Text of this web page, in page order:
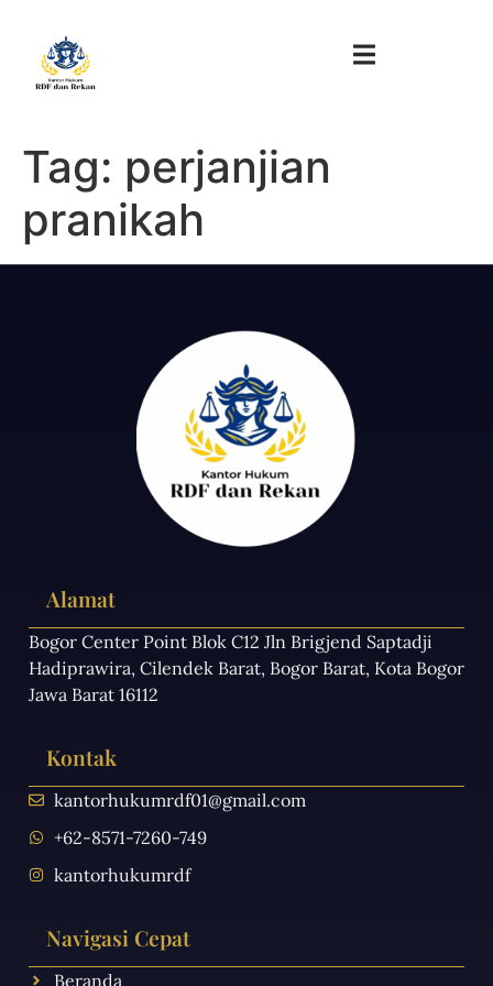
Tag: perjanjian
pranikah
Alamat
Bogor Center Point Blok C12 Jln Brigjend Saptadji
Hadiprawira, Cilendek Barat, Bogor Barat, Kota Bogor
Jawa Barat 16112
Kontak
kantorhukumrdf01@gmail.com
+62-8571-7260-749
kantorhukumrdf
Navigasi Cepat
Beranda